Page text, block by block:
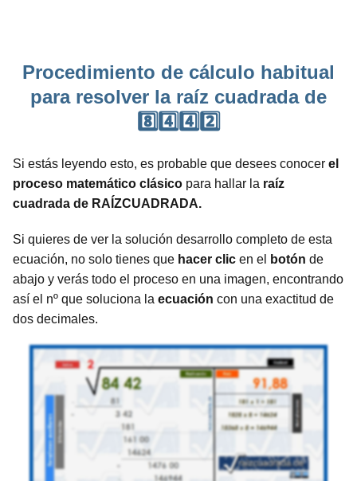
Procedimiento de cálculo habitual
para resolver la raíz cuadrada de
8️⃣4️⃣4️⃣2️⃣
Si estás leyendo esto, es probable que desees conocer el
proceso matemático clásico para hallar la raíz
cuadrada de RAÍZCUADRADA.
Si quieres de ver la solución desarrollo completo de esta
ecuación, no solo tienes que hacer clic en el botón de
abajo y verás todo el proceso en una imagen, encontrando
así el nº que soluciona la ecuación con una exactitud de
dos decimales.